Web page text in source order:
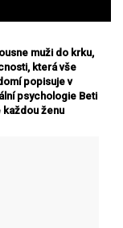
muži do krku,
která vše
popisuje v
psychologie Beti
každou ženu